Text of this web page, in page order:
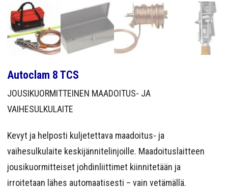
YRITYS
YHTEYS
Autoclam 8 TCS
JOUSIKUORMITTEINEN MAADOITUS- JA
VAIHESULKULAITE
Kevyt ja helposti kuljetettava maadoitus- ja
vaihesulkulaite keskijännitelinjoille. Maadoituslaitteen
jousikuormitteiset johdinliittimet kiinnitetään ja
irroitetaan lähes automaatisesti – vain vetämällä.